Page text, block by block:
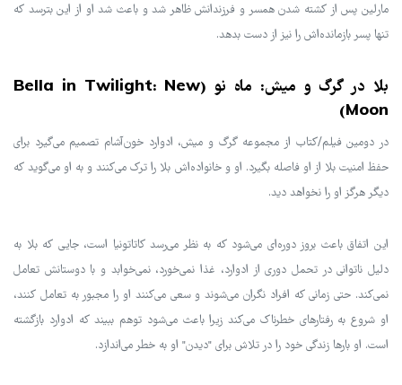
مارلین پس از کشته شدن همسر و فرزندانش ظاهر شد و باعث شد او از این بترسد که
تنها پسر بازمانده‌اش را نیز از دست بدهد.
بلا در گرگ و میش: ماه نو (Bella in Twilight: New
Moon)
در دومین فیلم/کتاب از مجموعه گرگ و میش، ادوارد خون‌آشام تصمیم می‌گیرد برای
حفظ امنیت بلا از او فاصله بگیرد. او و خانواده‌اش بلا را ترک می‌کنند و به او می‌گوید که
دیگر هرگز او را نخواهد دید.
این اتفاق باعث بروز دوره‌ای می‌شود که به نظر می‌رسد کاتاتونیا است، جایی که بلا به
دلیل ناتوانی در تحمل دوری از ادوارد، غذا نمی‌خورد، نمی‌خوابد و با دوستانش تعامل
نمی‌کند. حتی زمانی که افراد نگران می‌شوند و سعی می‌کنند او را مجبور به تعامل کنند،
او شروع به رفتارهای خطرناک می‌کند زیرا باعث می‌شود توهم ببیند که ادوارد بازگشته
است. او بارها زندگی خود را در تلاش برای "دیدن" او به خطر می‌اندازد.